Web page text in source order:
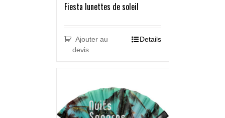
Fiesta lunettes de soleil
Ajouter au
devis
Details